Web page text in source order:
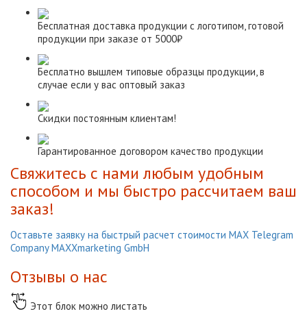
Бесплатная доставка продукции с логотипом, готовой
продукции при заказе от 5000₽
Бесплатно вышлем типовые образцы продукции, в
случае если у вас оптовый заказ
Скидки постоянным клиентам!
Гарантированное договором качество продукции
Свяжитесь с нами любым удобным
способом и мы быстро рассчитаем ваш
заказ!
Оставьте заявку на быстрый расчет стоимости МАХ Telegram
Company MAXXmarketing GmbH
Отзывы о нас
Этот блок можно листать